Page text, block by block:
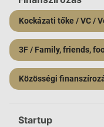
Kockázati tőke / VC /
3F / Family, friends,
Közösségi
Startup